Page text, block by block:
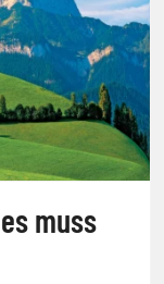
muss